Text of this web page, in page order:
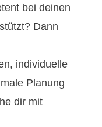
bei deinen
Dann
individuelle
Planung
dir mit